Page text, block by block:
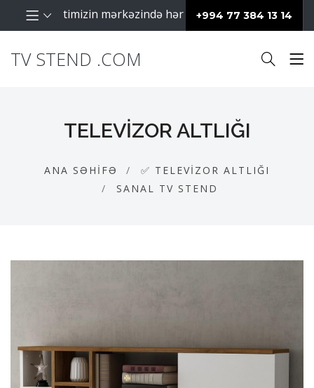
mərkəzində hər zaman müştərilərimiz
+994 77 384 13 14
TV STEND .COM
TELEVIZOR ALTLIĞI
ANA SƏHIFƏ
✅ TELEVIZOR ALTLIĞI
SANAL TV STEND